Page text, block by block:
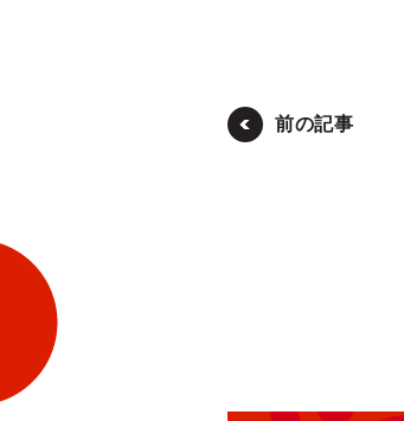
前の記事